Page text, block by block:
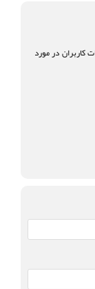
کاربران در مورد